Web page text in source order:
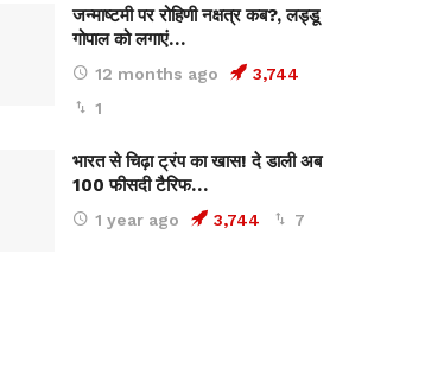
जन्माष्टमी पर रोहिणी नक्षत्र कब?, लड्डू
गोपाल को लगाएं…
12 months ago
3,744
1
भारत से चिढ़ा ट्रंप का खास! दे डाली अब
100 फीसदी टैरिफ…
1 year ago 3,744 7